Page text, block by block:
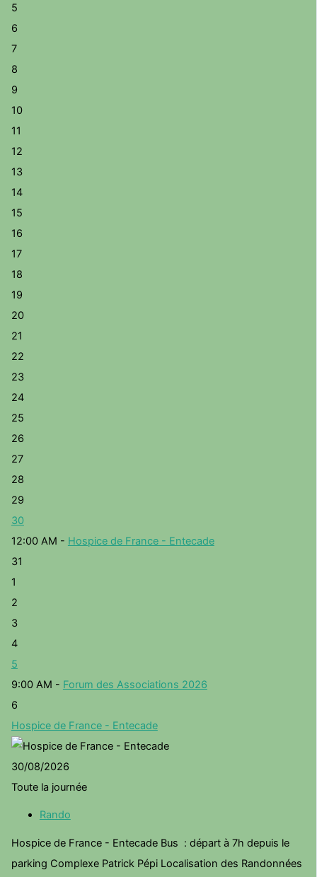
5
6
7
8
9
10
11
12
13
14
15
16
17
18
19
20
21
22
23
24
25
26
27
28
29
30
12:00 AM - Hospice de France - Entecade
31
1
2
3
4
5
9:00 AM - Forum des Associations 2026
6
Hospice de France - Entecade
30/08/2026
Toute la journée
Rando
Hospice de France - Entecade Bus : départ à 7h depuis le
parking Complexe Patrick Pépi Localisation des Randonnées